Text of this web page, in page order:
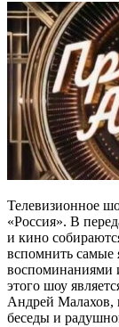
Телевизионное
«Россия». В
и кино
вспомнить самые
воспоминаниями
этого шоу
Андрей Малахов,
беседы и